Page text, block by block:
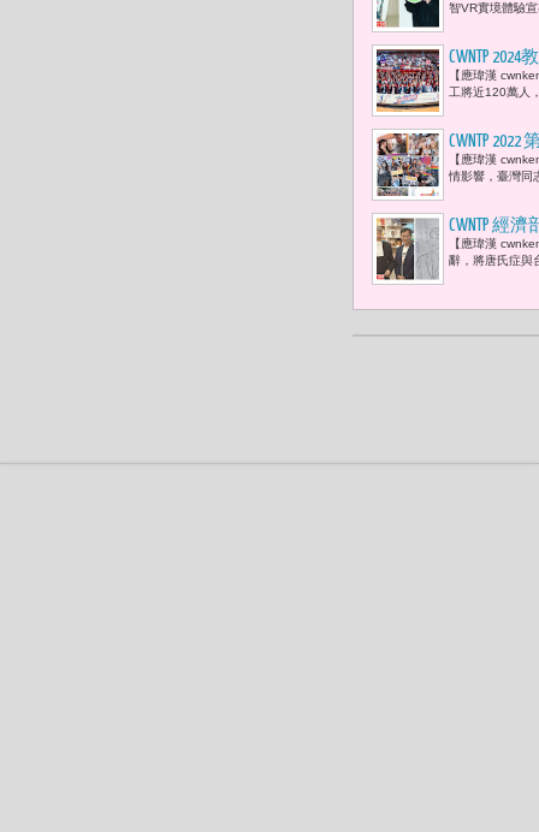
智VR實境體驗
CWNTP
全民運動
【應瑋漢
工將近120萬人
CWNTP
工作環境
【應瑋漢
情影響，臺灣同
CWNTP 經
創選品手
【應瑋漢
辭，將唐氏症與